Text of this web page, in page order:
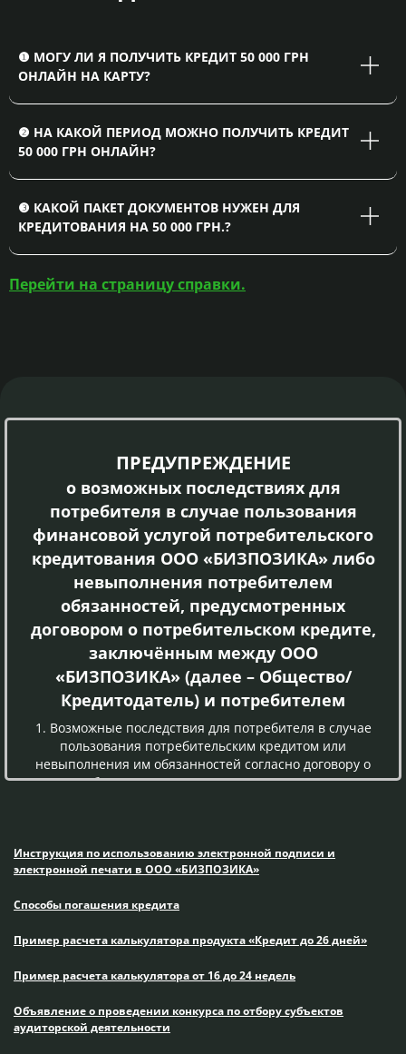
❶ МОГУ ЛИ Я ПОЛУЧИТЬ КРЕДИТ 50 000 ГРН
ОНЛАЙН НА КАРТУ?
❷ НА КАКОЙ ПЕРИОД МОЖНО ПОЛУЧИТЬ КРЕДИТ
50 000 ГРН ОНЛАЙН?
❸ КАКОЙ ПАКЕТ ДОКУМЕНТОВ НУЖЕН ДЛЯ
КРЕДИТОВАНИЯ НА 50 000 ГРН.?
Перейти на страницу справки.
ПРЕДУПРЕЖДЕНИЕ
о возможных последствиях для
потребителя в случае пользования
финансовой услугой потребительского
кредитования ООО «БИЗПОЗИКА» либо
невыполнения потребителем
обязанностей, предусмотренных
договором о потребительском кредите,
заключённым между ООО
«БИЗПОЗИКА» (далее – Общество/
Кредитодатель) и потребителем
1. Возможные последствия для потребителя в случае
пользования потребительским кредитом или
невыполнения им обязанностей согласно договору о
потребительском кредите, включая просрочку
невыполнения обязательства по договору о
потребительском кредите:
или невыполнение условий договора:
По договору о предоставлении кредита по продукту
• Согласно п. 7.5. Договора о предоставлении кредита:
денежного обязательства по уплате процентов за
пользование Кредитом и/или Комиссии и/или суммы
Инструкция по использованию электронной подписи и
электронной печати в ООО «БИЗПОЗИКА»
Способы погашения кредита
Пример расчета калькулятора продукта «Кредит до 26 дней»
Пример расчета калькулятора от 16 до 24 недель
Объявление о проведении конкурса по отбору субъектов
аудиторской деятельности